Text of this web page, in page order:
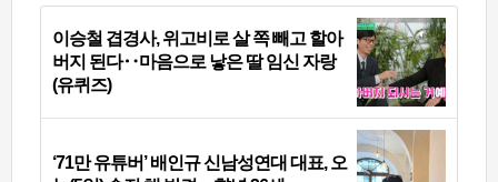
이승철 겹경사, 위고비로 살 쪽 빼고 할아
버지 된다‥마음으로 낳은 딸 임신 자랑
(유퀴즈)
‘71만 유튜버’ 배인규 신남성연대 대표, 오